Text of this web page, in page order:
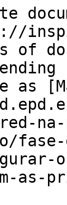
of
as
as-